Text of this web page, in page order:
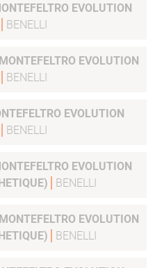
EVOLUTION
BENELLI
EVOLUTION
BENELLI
EVOLUTION
BENELLI
EVOLUTION
BENELLI
EVOLUTION
BENELLI